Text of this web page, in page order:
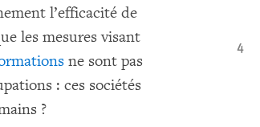
l’efficacité de
les mesures visant
ne sont pas
: ces sociétés
?